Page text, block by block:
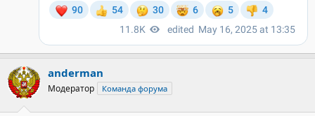
anderman
Модератор Команда форума